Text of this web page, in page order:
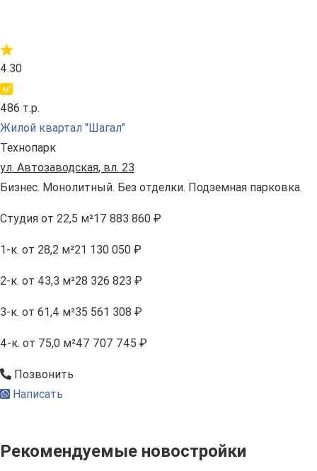
4.30
486 т.р.
Жилой квартал "Шагал"
Технопарк
ул. Автозаводская, вл. 23
Бизнес. Монолитный. Без отделки. Подземная парковка.
Студия от 22,5 м²17 883 860 ₽
1-к. от 28,2 м²21 130 050 ₽
2-к. от 43,3 м²28 326 823 ₽
3-к. от 61,4 м²35 561 308 ₽
4-к. от 75,0 м²47 707 745 ₽
Позвонить
Написать
Рекомендуемые новостройки